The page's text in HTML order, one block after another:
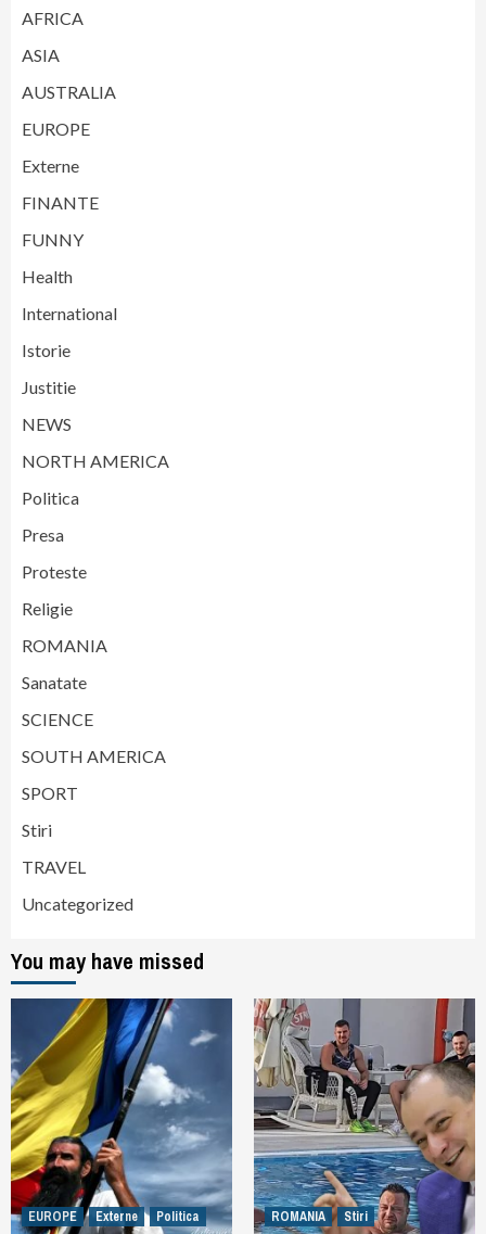
AFRICA
ASIA
AUSTRALIA
EUROPE
Externe
FINANTE
FUNNY
Health
International
Istorie
Justitie
NEWS
NORTH AMERICA
Politica
Presa
Proteste
Religie
ROMANIA
Sanatate
SCIENCE
SOUTH AMERICA
SPORT
Stiri
TRAVEL
Uncategorized
You may have missed
EUROPE Externe Politica ROMANIA Stiri